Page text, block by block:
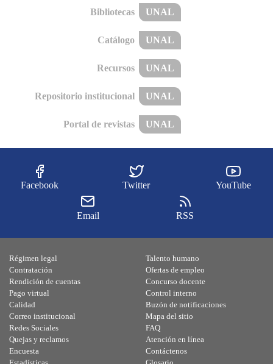
Bibliotecas UNAL
Catálogo UNAL
Recursos UNAL
Repositorio institucional UNAL
Portal de revistas UNAL
Facebook Twitter YouTube
Email RSS
Régimen legal
Contratación
Rendición de cuentas
Pago virtual
Calidad
Talento humano
Ofertas de empleo
Concurso docente
Control interno
Buzón de notificaciones
Correo institucional
Redes Sociales
Quejas y reclamos
Encuesta
Mapa del sitio
FAQ
Atención en línea
Contáctenos